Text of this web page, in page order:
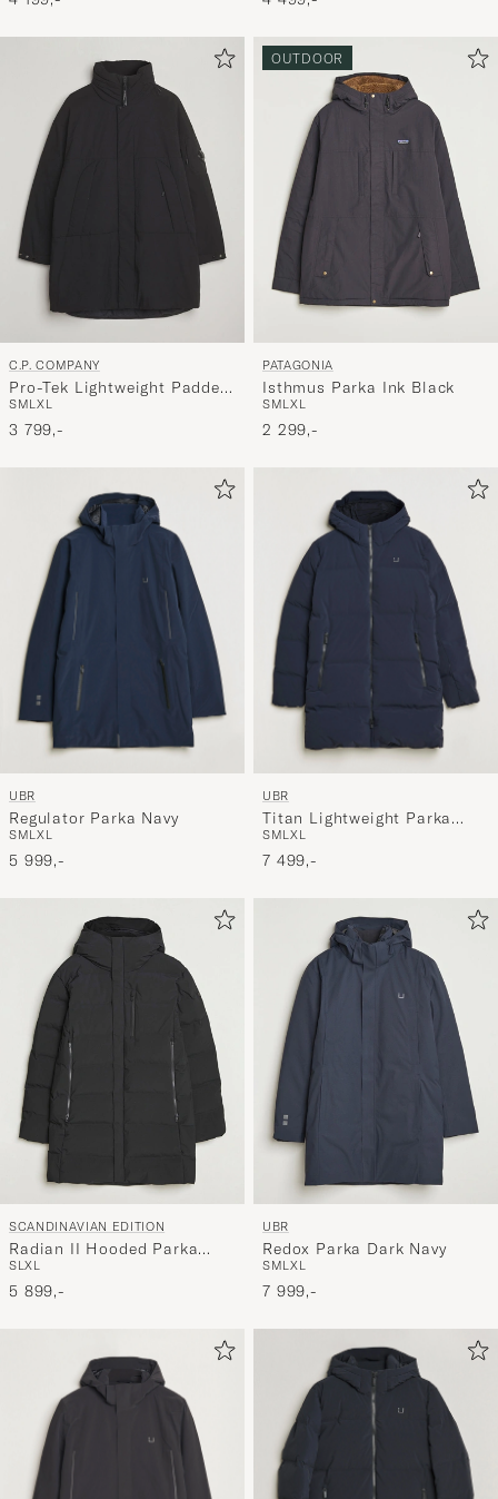
C.P. COMPANY
Pro-Tek Lightweight Padded
Parka Black
SMLXL
3 799,-
OUTDOOR
PATAGONIA
Isthmus Parka Ink Black
SMLXL
2 299,-
UBR
Regulator Parka Navy
SMLXL
5 999,-
UBR
Titan Lightweight Parka
Navy
SMLXL
7 499,-
SCANDINAVIAN EDITION
Radian II Hooded Parka
Onyx
SLXL
5 899,-
UBR
Redox Parka Dark Navy
SMLXL
7 999,-